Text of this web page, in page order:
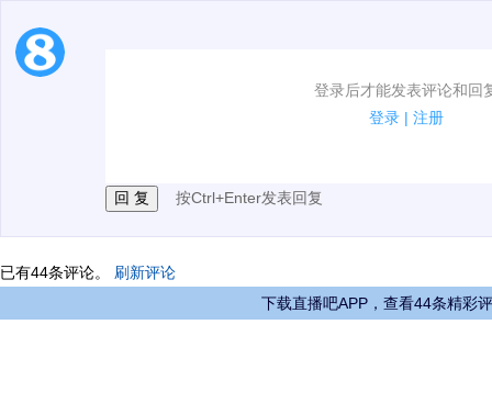
登录后才能发表评论和回
登录 | 注册
1.电脑端新用户可以发表评论了！
按Ctrl+Enter发表回复
已有44条评论。 刷新评论
下载直播吧APP，查看44条精彩